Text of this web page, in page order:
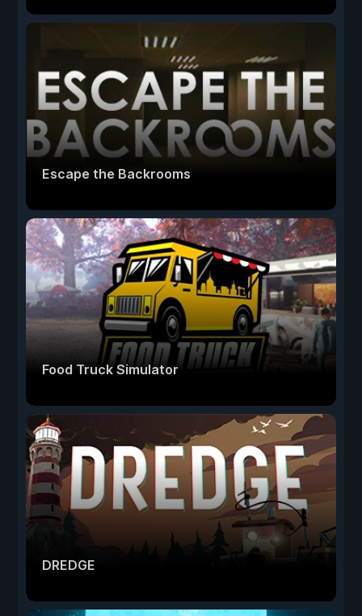
Escape the Backrooms
Food Truck Simulator
DREDGE